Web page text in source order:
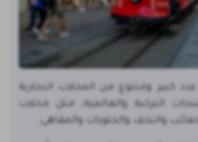
كبير ومتنوع من المحلات التجارية
التركية والعالمية، مثل محلات
والتحف والحلويات والمقاهي.